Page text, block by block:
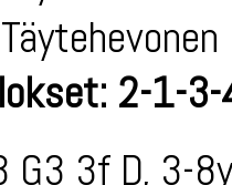
2-1-3-
G3 3f D, 3-